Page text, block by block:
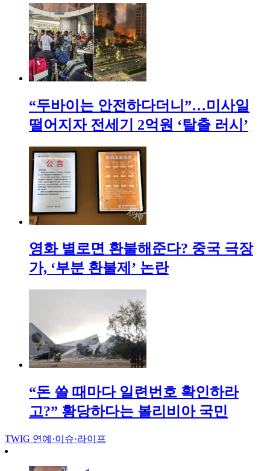
“두바이는 안전하다더니”…미사일
떨어지자 전세기 2억원 ‘탈출 러시’
영화 별로면 환불해준다? 중국 극장
가, ‘부분 환불제’ 논란
“돈 쓸 때마다 일련번호 확인하라
고?” 황당하다는 볼리비아 국민
TWIG 연예·이슈·라이프